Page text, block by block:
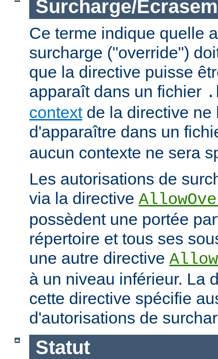
Surcharge/
Ce terme indique quelle
surcharge ("override")
que la directive puisse
apparaît dans un fichier
contextde la directive ne
d'apparaître dans un
aucun contexte ne sera
Les autorisations de
via la directive
possèdent une portée
répertoire et tous ses
une autre directive
à un niveau inférieur. La
cette directive spécifie
d'autorisations de
Statut